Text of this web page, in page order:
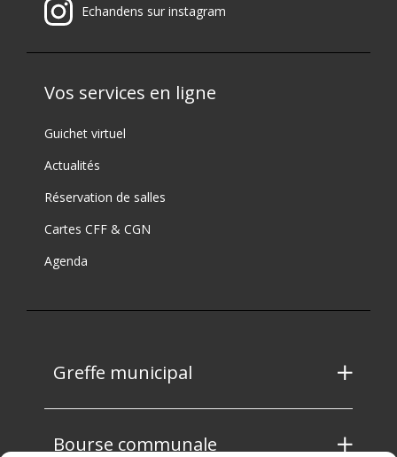
Echandens sur instagram
Vos services en ligne
Guichet virtuel
Actualités
Réservation de salles
Cartes CFF & CGN
Agenda
Greffe municipal
Bourse communale